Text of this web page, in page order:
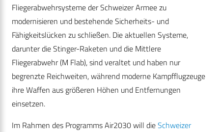
Fliegerabwehrsysteme der Schweizer Armee zu
modernisieren und bestehende Sicherheits- und
Fähigkeitslücken zu schließen. Die aktuellen Systeme,
darunter die Stinger-Raketen und die Mittlere
Fliegerabwehr (M Flab), sind veraltet und haben nur
begrenzte Reichweiten, während moderne Kampfflugzeuge
ihre Waffen aus größeren Höhen und Entfernungen
einsetzen.
Im Rahmen des Programms Air2030 will dieSchweizer